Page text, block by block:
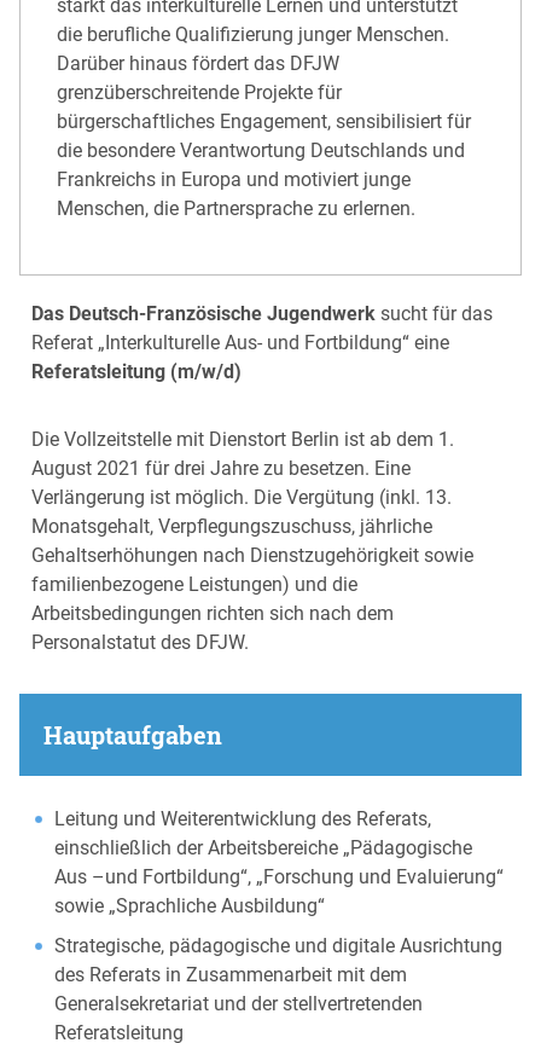
stärkt das interkulturelle Lernen und unterstützt
die berufliche Qualifizierung junger Menschen.
Darüber hinaus fördert das DFJW
grenzüberschreitende Projekte für
bürgerschaftliches Engagement, sensibilisiert für
die besondere Verantwortung Deutschlands und
Frankreichs in Europa und motiviert junge
Menschen, die Partnersprache zu erlernen.
Das Deutsch-Französische Jugendwerk sucht für das
Referat „Interkulturelle Aus- und Fortbildung“ eine
Referatsleitung (m/w/d)
Die Vollzeitstelle mit Dienstort Berlin ist ab dem 1.
August 2021 für drei Jahre zu besetzen. Eine
Verlängerung ist möglich. Die Vergütung (inkl. 13.
Monatsgehalt, Verpflegungszuschuss, jährliche
Gehaltserhöhungen nach Dienstzugehörigkeit sowie
familienbezogene Leistungen) und die
Arbeitsbedingungen richten sich nach dem
Personalstatut des DFJW.
Hauptaufgaben
Leitung und Weiterentwicklung des Referats,
einschließlich der Arbeitsbereiche „Pädagogische
Aus –und Fortbildung“, „Forschung und Evaluierung“
sowie „Sprachliche Ausbildung“
Strategische, pädagogische und digitale Ausrichtung
des Referats in Zusammenarbeit mit dem
Generalsekretariat und der stellvertretenden
Referatsleitung